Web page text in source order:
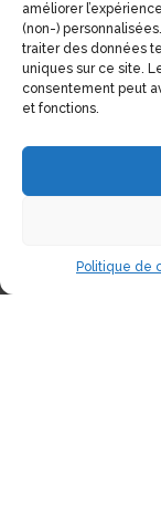
améliorer
(non-)
traiter des données
uniques sur ce site.
consentement peut
et fonctions.
Politique de